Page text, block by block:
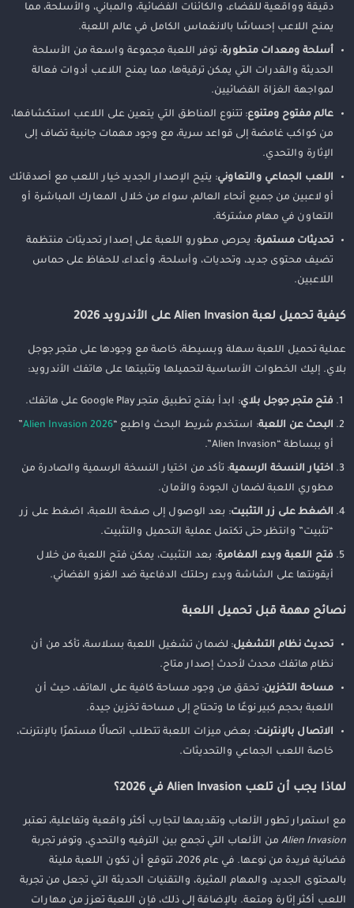
دقيقة وواقعية للفضاء، والكائنات الفضائية، والمباني، والأسلحة، مما
يمنح اللاعب إحساسًا بالانغماس الكامل في عالم اللعبة.
أسلحة ومعدات متطورة: توفر اللعبة مجموعة واسعة من الأسلحة
الحديثة والقدرات التي يمكن ترقيةها، مما يمنح اللاعب أدوات فعالة
لمواجهة الغزاة الفضائيين.
عالم مفتوح ومتنوع: تتنوع المناطق التي يتعين على اللاعب استكشافها،
من كواكب غامضة إلى قواعد سرية، مع وجود مهمات جانبية تضاف إلى
الإثارة والتحدي.
اللعب الجماعي والتعاوني: يتيح الإصدار الجديد خيار اللعب مع أصدقائك
أو لاعبين من جميع أنحاء العالم، سواء من خلال المعارك المباشرة أو
التعاون في مهام مشتركة.
تحديثات مستمرة: يحرص مطورو اللعبة على إصدار تحديثات منتظمة
تضيف محتوى جديد، وتحديات، وأسلحة، وأعداء، للحفاظ على حماس
اللاعبين.
كيفية تحميل لعبة Alien Invasion على الأندرويد 2026
عملية تحميل اللعبة سهلة وبسيطة، خاصة مع وجودها على متجر جوجل
بلاي. إليك الخطوات الأساسية لتحميلها وتثبيتها على هاتفك الأندرويد:
فتح متجر جوجل بلاي: ابدأ بفتح تطبيق متجر Google Play على هاتفك.
البحث عن اللعبة: استخدم شريط البحث واطبع “Alien Invasion 2026
”
أو ببساطة “Alien Invasion”.
اختيار النسخة الرسمية: تأكد من اختيار النسخة الرسمية والصادرة من
مطوري اللعبة لضمان الجودة والأمان.
الضغط على زر التثبيت: بعد الوصول إلى صفحة اللعبة، اضغط على زر
“تثبيت” وانتظر حتى تكتمل عملية التحميل والتثبيت.
فتح اللعبة وبدء المغامرة: بعد التثبيت، يمكن فتح اللعبة من خلال
أيقونتها على الشاشة وبدء رحلتك الدفاعية ضد الغزو الفضائي.
نصائح مهمة قبل تحميل اللعبة
تحديث نظام التشغيل: لضمان تشغيل اللعبة بسلاسة، تأكد من أن
نظام هاتفك محدث لأحدث إصدار متاح.
مساحة التخزين: تحقق من وجود مساحة كافية على الهاتف، حيث أن
اللعبة بحجم كبير نوعًا ما وتحتاج إلى مساحة تخزين جيدة.
الاتصال بالإنترنت: بعض ميزات اللعبة تتطلب اتصالًا مستمرًا بالإنترنت،
خاصة اللعب الجماعي والتحديثات.
لماذا يجب أن تلعب Alien Invasion في 2026؟
مع استمرار تطور الألعاب وتقديمها لتجارب أكثر واقعية وتفاعلية، تعتبر
Alien Invasion من الألعاب التي تجمع بين الترفيه والتحدي، وتوفر تجربة
فضائية فريدة من نوعها. في عام 2026، تتوقع أن تكون اللعبة مليئة
بالمحتوى الجديد، والمهام المثيرة، والتقنيات الحديثة التي تجعل من تجربة
اللعب أكثر إثارة ومتعة. بالإضافة إلى ذلك، فإن اللعبة تعزز من مهارات